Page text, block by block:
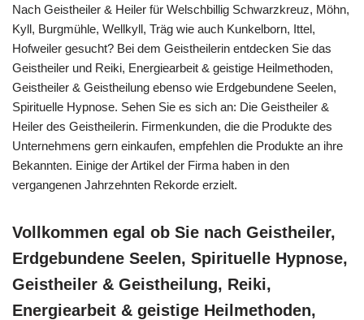
Nach Geistheiler & Heiler für Welschbillig Schwarzkreuz, Möhn,
Kyll, Burgmühle, Wellkyll, Träg wie auch Kunkelborn, Ittel,
Hofweiler gesucht? Bei dem Geistheilerin entdecken Sie das
Geistheiler und Reiki, Energiearbeit & geistige Heilmethoden,
Geistheiler & Geistheilung ebenso wie Erdgebundene Seelen,
Spirituelle Hypnose. Sehen Sie es sich an: Die Geistheiler &
Heiler des Geistheilerin. Firmenkunden, die die Produkte des
Unternehmens gern einkaufen, empfehlen die Produkte an ihre
Bekannten. Einige der Artikel der Firma haben in den
vergangenen Jahrzehnten Rekorde erzielt.
Vollkommen egal ob Sie nach Geistheiler,
Erdgebundene Seelen, Spirituelle Hypnose,
Geistheiler & Geistheilung, Reiki,
Energiearbeit & geistige Heilmethoden,